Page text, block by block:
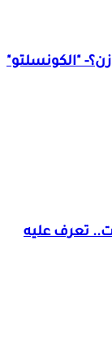
"الكونسلتو"